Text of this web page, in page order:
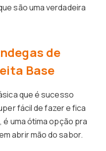
são uma verdadeira
de
Base
que é sucesso
fácil de fazer e fica
é uma ótima opção pra
abrir mão do sabor.